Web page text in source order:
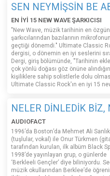
SEN NEYMİŞSİN BE
EN İYİ 15 NEW WAVE ŞARKICISI
"New Wave, müzik tarihinin en özgün
şarkıcılarından bazılarının
geçtiği dönemdi." Ultimate Classic
dergisi, o dönemin en iyi seslerini
Dergi, giriş bölümünde, "Tarihinin
çok yönlü doğası göz önüne
kişiliklere sahip solistlerle dolu
Ultimate Classic Rock'ın en iyi 15
NELER DİNLEDİK BİZ,
AUDIOFACT
1996’da Boston’da Mehmet Ali
(tuşlular, vokal) ile Onur Türkmen
tarafından kurulan, ilk albüm Black
1998’de yayınlayan grup, o günlerde
‘Berkleeli Gençler’ diye biliniyordu.
müzik okullarından Berklee’de